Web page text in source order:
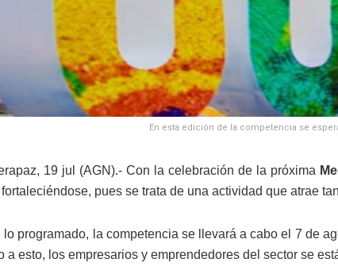
En esta edición de la competencia se
19 jul (AGN).- Con la celebración de la próxima
pues se trata de una actividad que atrae
lo programado, la competencia se llevará a cabo el 7 de
a esto, los empresarios y emprendedores del sector se